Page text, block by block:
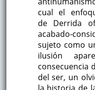
cual el
de Derrida
acabado-
sujeto como
ilusión
consecuencia
del ser, un